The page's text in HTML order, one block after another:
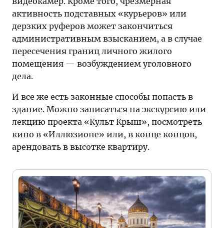
активность подставных «курьеров» или
дерзких руферов может закончиться
административным взысканием, а в случае
пересечения границ личного жилого
помещения — возбуждением уголовного
дела.
И все же есть законные способы попасть в
здание. Можно записаться на экскурсию или
лекцию проекта «Культ Крыш», посмотреть
кино в «Иллюзионе» или, в конце концов,
арендовать в высотке квартиру.